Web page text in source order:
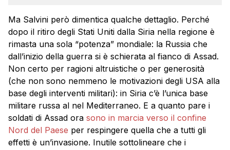
Ma Salvini però dimentica qualche dettaglio. Perché
dopo il ritiro degli Stati Uniti dalla Siria nella regione è
rimasta una sola “potenza” mondiale: la Russia che
dall’inizio della guerra si è schierata al fianco di Assad.
Non certo per ragioni altruistiche o per generosità
(che non sono nemmeno le motivazioni degli USA alla
base degli interventi militari): in Siria c’è l’unica base
militare russa al nel Mediterraneo. E a quanto pare i
soldati di Assad ora sono in marcia verso il confine
Nord del Paese per respingere quella che a tutti gli
effetti è un’invasione. Inutile sottolineare che i